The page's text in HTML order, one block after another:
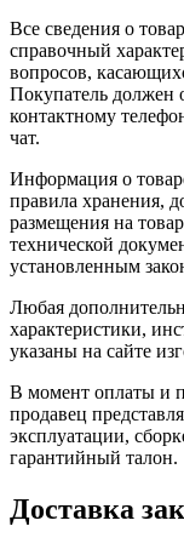
Все сведения о
справочный
вопросов,
Покупатель должен
контактному
чат.
Информация о
правила хранения,
размещения на
технической
установленным
Любая
характеристики,
указаны на сайте
В момент оплаты и
продавец
эксплуатации,
гарантийный талон.
Доставка